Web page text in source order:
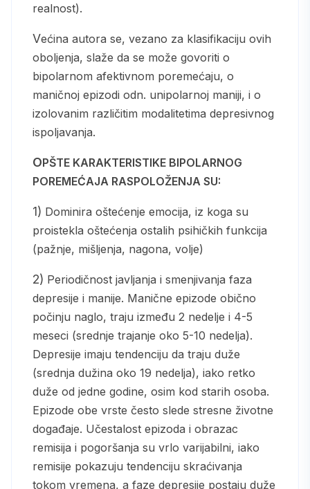
realnost).
Većina autora se, vezano za klasifikaciju ovih
oboljenja, slaže da se može govoriti o
bipolarnom afektivnom poremećaju, o
maničnoj epizodi odn. unipolarnoj maniji, i o
izolovanim različitim modalitetima depresivnog
ispoljavanja.
OPŠTE KARAKTERISTIKE BIPOLARNOG
POREMEĆAJA RASPOLOŽENJA SU:
1) Dominira oštećenje emocija, iz koga su
proistekla oštećenja ostalih psihičkih funkcija
(pažnje, mišljenja, nagona, volje)
2) Periodičnost javljanja i smenjivanja faza
depresije i manije. Manične epizode obično
počinju naglo, traju između 2 nedelje i 4-5
meseci (srednje trajanje oko 5-10 nedelja).
Depresije imaju tendenciju da traju duže
(srednja dužina oko 19 nedelja), iako retko
duže od jedne godine, osim kod starih osoba.
Epizode obe vrste često slede stresne životne
događaje. Učestalost epizoda i obrazac
remisija i pogoršanja su vrlo varijabilni, iako
remisije pokazuju tendenciju skraćivanja
tokom vremena, a faze depresije postaju duže